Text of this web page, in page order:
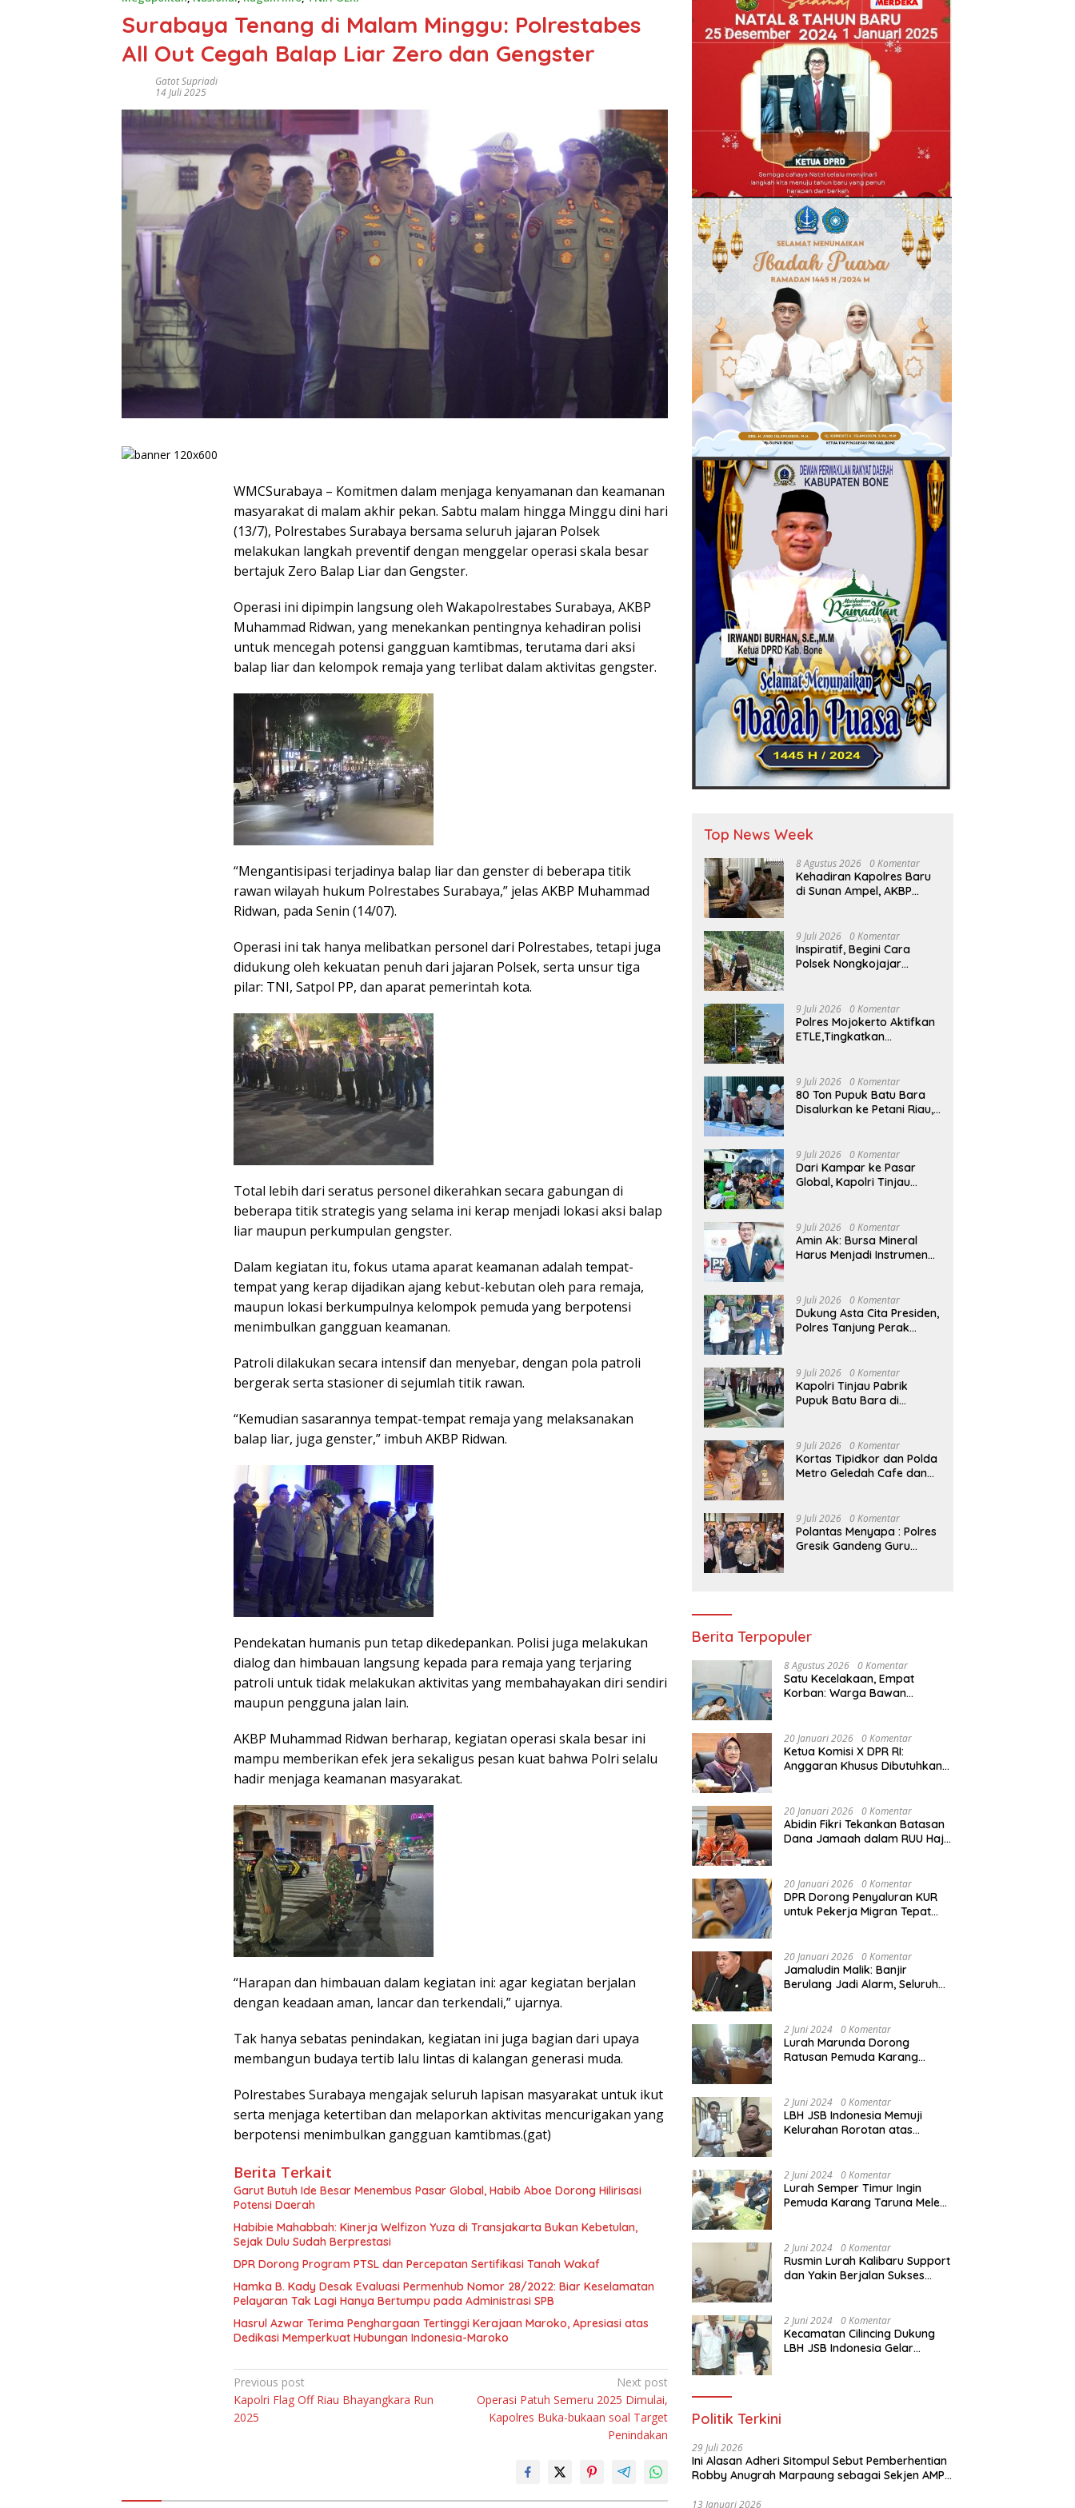
Surabaya Tenang di Malam Minggu: Polrestabes
All Out Cegah Balap Liar Zero dan Gengster
Gatot Supriadi
14 Juli 2025
WMCSurabaya – Komitmen dalam menjaga kenyamanan dan keamanan
masyarakat di malam akhir pekan. Sabtu malam hingga Minggu dini hari
(13/7), Polrestabes Surabaya bersama seluruh jajaran Polsek
melakukan langkah preventif dengan menggelar operasi skala besar
bertajuk Zero Balap Liar dan Gengster.
Operasi ini dipimpin langsung oleh Wakapolrestabes Surabaya, AKBP
Muhammad Ridwan, yang menekankan pentingnya kehadiran polisi
untuk mencegah potensi gangguan kamtibmas, terutama dari aksi
balap liar dan kelompok remaja yang terlibat dalam aktivitas gengster.
“Mengantisipasi terjadinya balap liar dan genster di beberapa titik
rawan wilayah hukum Polrestabes Surabaya,” jelas AKBP Muhammad
Ridwan, pada Senin (14/07).
Operasi ini tak hanya melibatkan personel dari Polrestabes, tetapi juga
didukung oleh kekuatan penuh dari jajaran Polsek, serta unsur tiga
pilar: TNI, Satpol PP, dan aparat pemerintah kota.
Total lebih dari seratus personel dikerahkan secara gabungan di
beberapa titik strategis yang selama ini kerap menjadi lokasi aksi balap
liar maupun perkumpulan gengster.
Dalam kegiatan itu, fokus utama aparat keamanan adalah tempat-
tempat yang kerap dijadikan ajang kebut-kebutan oleh para remaja,
maupun lokasi berkumpulnya kelompok pemuda yang berpotensi
menimbulkan gangguan keamanan.
Patroli dilakukan secara intensif dan menyebar, dengan pola patroli
bergerak serta stasioner di sejumlah titik rawan.
“Kemudian sasarannya tempat-tempat remaja yang melaksanakan
balap liar, juga genster,” imbuh AKBP Ridwan.
Pendekatan humanis pun tetap dikedepankan. Polisi juga melakukan
dialog dan himbauan langsung kepada para remaja yang terjaring
patroli untuk tidak melakukan aktivitas yang membahayakan diri sendiri
maupun pengguna jalan lain.
AKBP Muhammad Ridwan berharap, kegiatan operasi skala besar ini
mampu memberikan efek jera sekaligus pesan kuat bahwa Polri selalu
hadir menjaga keamanan masyarakat.
“Harapan dan himbauan dalam kegiatan ini: agar kegiatan berjalan
dengan keadaan aman, lancar dan terkendali,” ujarnya.
Tak hanya sebatas penindakan, kegiatan ini juga bagian dari upaya
membangun budaya tertib lalu lintas di kalangan generasi muda.
Polrestabes Surabaya mengajak seluruh lapisan masyarakat untuk ikut
serta menjaga ketertiban dan melaporkan aktivitas mencurigakan yang
berpotensi menimbulkan gangguan kamtibmas.(gat)
Berita Terkait
Garut Butuh Ide Besar Menembus Pasar Global, Habib Aboe Dorong Hilirisasi
Potensi Daerah
Habibie Mahabbah: Kinerja Welfizon Yuza di Transjakarta Bukan Kebetulan,
Sejak Dulu Sudah Berprestasi
DPR Dorong Program PTSL dan Percepatan Sertifikasi Tanah Wakaf
Hamka B. Kady Desak Evaluasi Permenhub Nomor 28/2022: Biar Keselamatan
Pelayaran Tak Lagi Hanya Bertumpu pada Administrasi SPB
Hasrul Azwar Terima Penghargaan Tertinggi Kerajaan Maroko, Apresiasi atas
Dedikasi Memperkuat Hubungan Indonesia-Maroko
Navigasi
pos
Previous post
Kapolri Flag Off Riau Bhayangkara Run
2025
Next post
Operasi Patuh Semeru 2025 Dimulai,
Kapolres Buka-bukaan soal Target
Penindakan
Top News Week
8 Agustus 2026 0 Komentar
Kehadiran Kapolres Baru
di Sunan Ampel, AKBP
Ulama”
9 Juli 2026 0 Komentar
Inspiratif, Begini Cara
Polsek Nongkojajar
9 Juli 2026 0 Komentar
Polres Mojokerto Aktifkan
ETLE,Tingkatkan
9 Juli 2026 0 Komentar
80 Ton Pupuk Batu Bara
Disalurkan ke Petani Riau,
9 Juli 2026 0 Komentar
Dari Kampar ke Pasar
Global, Kapolri Tinjau
9 Juli 2026 0 Komentar
Amin Ak: Bursa Mineral
Harus Menjadi Instrumen
9 Juli 2026 0 Komentar
Dukung Asta Cita Presiden,
Polres Tanjung Perak
Wedi.
9 Juli 2026 0 Komentar
Kapolri Tinjau Pabrik
Pupuk Batu Bara di
Kelompok Tani Riau
9 Juli 2026 0 Komentar
Kortas Tipidkor dan Polda
Metro Geledah Cafe dan
9 Juli 2026 0 Komentar
Polantas Menyapa : Polres
Gresik Gandeng Guru
Berita Terpopuler
8 Agustus 2026 0 Komentar
Satu Kecelakaan, Empat
Korban: Warga Bawan
Mendapat Lampu Jalan?
20 Januari 2026 0 Komentar
Ketua Komisi X DPR RI:
Anggaran Khusus Dibutuhkan
Akibat Bencana
20 Januari 2026 0 Komentar
Abidin Fikri Tekankan Batasan
Dana Jamaah dalam RUU Haji
20 Januari 2026 0 Komentar
DPR Dorong Penyaluran KUR
untuk Pekerja Migran Tepat
PMI
20 Januari 2026 0 Komentar
Jamaludin Malik: Banjir
Berulang Jadi Alarm, Seluruh
2 Juni 2024 0 Komentar
Lurah Marunda Dorong
Ratusan Pemuda Karang
Paralegal Gratis Yang
Diadakan LBH JSB Indonesia
2 Juni 2024 0 Komentar
LBH JSB Indonesia Memuji
Kelurahan Rorotan atas
150 orang Pemuda Karang
Taruna di Jakarta Utara
2 Juni 2024 0 Komentar
Lurah Semper Timur Ingin
Pemuda Karang Taruna Melek
Diadakan LBH JSB Indonesia
2 Juni 2024 0 Komentar
Rusmin Lurah Kalibaru Support
dan Yakin Berjalan Sukses
Taruna di Jakarta Utara
2 Juni 2024 0 Komentar
Kecamatan Cilincing Dukung
LBH JSB Indonesia Gelar
Politik Terkini
29 Juli 2026
Ini Alasan Adheri Sitompul Sebut Pemberhentian
Robby Anugrah Marpaung sebagai Sekjen AMPI
13 Januari 2026